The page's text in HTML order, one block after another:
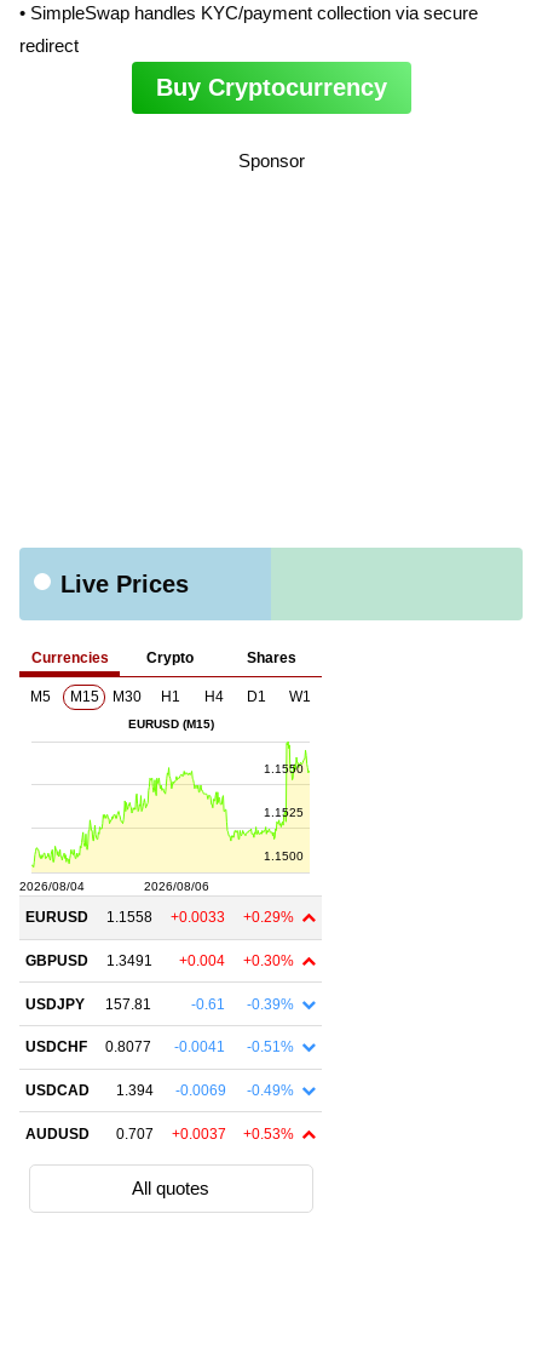
• SimpleSwap handles KYC/payment collection via secure
redirect
Buy Cryptocurrency
Sponsor
Live Prices